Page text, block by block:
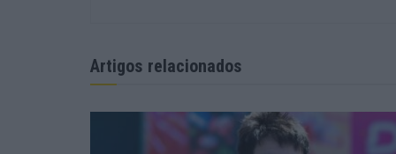
Artigos relacionados